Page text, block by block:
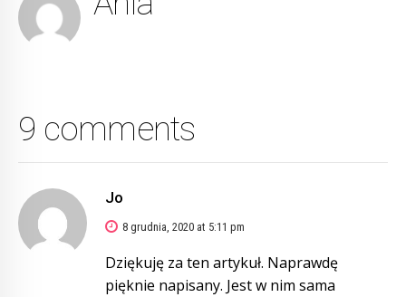
9 comments
Jo
8 grudnia, 2020 at 5:11 pm
Dziękuję za ten artykuł. Naprawdę
pięknie napisany. Jest w nim sama